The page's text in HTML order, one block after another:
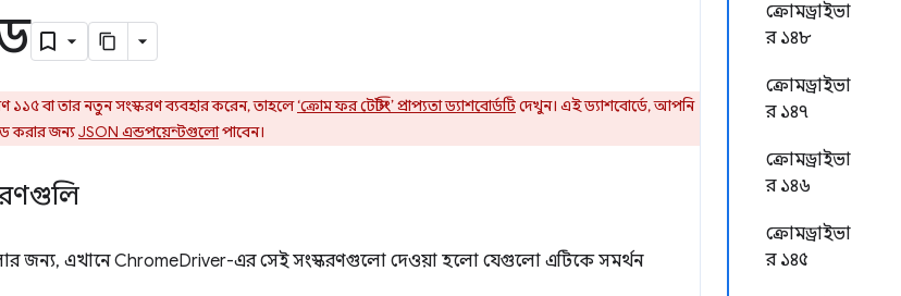
ক্রোমড্রাইভা
র ১৪৮
ক্রোমড্রাইভা
র ১৪৭
ক্রোমড্রাইভা
র ১৪৬
ক্রোমড্রাইভা
র ১৪৫
১১৫ বা তার নতুন সংস্করণ ব্যবহার করেন, তাহলে‘ক্রোম ফর টেস্টিং’ প্রাপ্যতা ড্যাশবোর্ডটিদেখুন। এই ড্যাশবোর্ডে, আপনি
করার জন্যJSON এন্ডপয়েন্টগুলোপাবেন।
জন্য, এখানে ChromeDriver-এর সেই সংস্করণগুলো দেওয়া হলো যেগুলো এটিকে সমর্থন